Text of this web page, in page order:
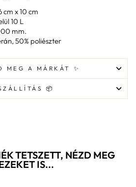
cm x 10 cm
10 L
mm.
50% poliészter
MEG A MÁRKÁT ✨
📦
TETSZETT, NÉZD MEG
IS...